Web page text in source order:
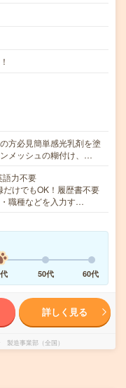
方必見簡単感光乳剤を塗
メッシュの糊付け、…
語力不要
けでもOK！履歴書不要
職種などを入力す…
50代 60代
詳しく見る
製造事業部（全国）